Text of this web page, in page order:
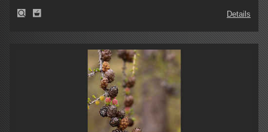
Details